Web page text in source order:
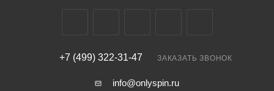
+7 (499) 322-31-47 ЗАКАЗАТЬ ЗВОНОК
info@onlyspin.ru